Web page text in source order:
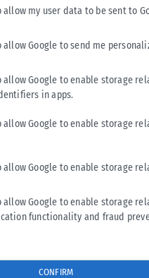
allow my user data to be sent to
allow Google to send me
allow Google to enable storage
in apps.
allow Google to enable storage
allow Google to enable storage
allow Google to enable storage
functionality and fraud
CONFIRM
φάση των
από το
την
2026
Θεού» και